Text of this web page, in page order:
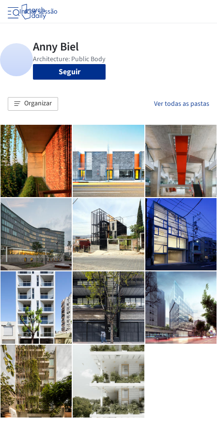
Iniciar sessão
Seguir
Organizar Ver todas as pastas